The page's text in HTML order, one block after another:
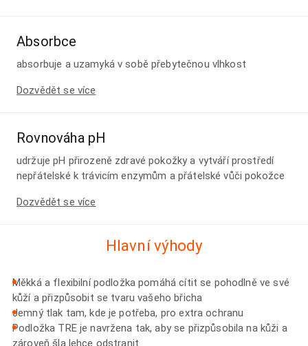
Absorbce
absorbuje a uzamyká v sobě přebytečnou vlhkost
Dozvědět se více
Rovnováha pH
udržuje pH přirozeně zdravé pokožky a vytváří prostředí
nepřátelské k trávicím enzymům a přátelské vůči pokožce
Dozvědět se více
Hlavní výhody
Měkká a flexibilní podložka pomáhá cítit se pohodlně ve své
kůží a přizpůsobit se tvaru vašeho břicha
Jemný tlak tam, kde je potřeba, pro extra ochranu
Podložka TRE je navržena tak, aby se přizpůsobila na kůži a
zároveň šla lehce odstranit